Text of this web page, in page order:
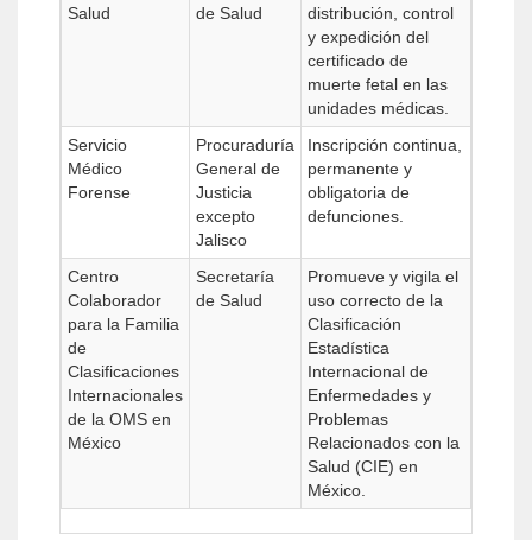
Salud
de Salud
distribución, control
y expedición del
certificado de
muerte fetal en las
unidades médicas.
Servicio
Médico
Forense
Procuraduría
General de
Justicia
excepto
Jalisco
Inscripción continua,
permanente y
obligatoria de
defunciones.
Centro
Colaborador
para la Familia
de
Clasificaciones
Internacionales
de la OMS en
México
Secretaría
de Salud
Promueve y vigila el
uso correcto de la
Clasificación
Estadística
Internacional de
Enfermedades y
Problemas
Relacionados con la
Salud (CIE) en
México.